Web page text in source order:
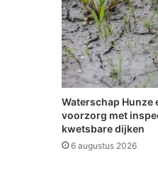
n
s
c
h
a
p
1
0
0
k
Waterschap Hunze
voorzorg met
kwetsbare dijken
6 augustus 2026